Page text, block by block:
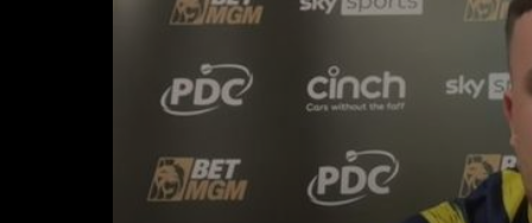
Luke Littler spricht vor dem
SPORT1 über die Playoffs in
PREMIER LEAGUE DARTS